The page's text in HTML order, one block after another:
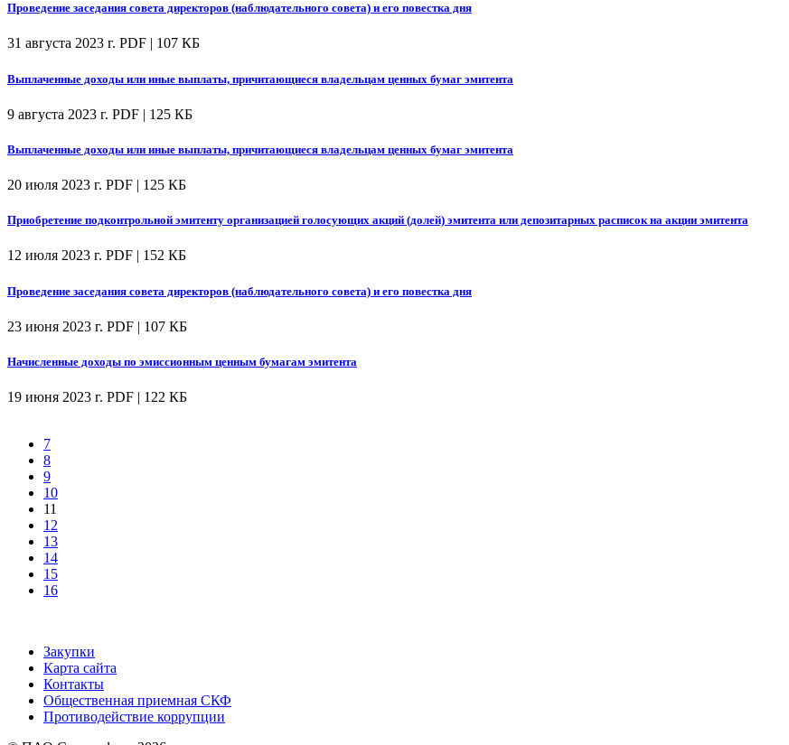
Проведение заседания совета директоров (наблюдательного совета) и его повестка дня
31 августа 2023 г. PDF | 107 КБ
Выплаченные доходы или иные выплаты, причитающиеся владельцам ценных бумаг эмитента
9 августа 2023 г. PDF | 125 КБ
Выплаченные доходы или иные выплаты, причитающиеся владельцам ценных бумаг эмитента
20 июля 2023 г. PDF | 125 КБ
Приобретение подконтрольной эмитенту организацией голосующих акций (долей) эмитента или депозитарных расписок на акции эмитента
12 июля 2023 г. PDF | 152 КБ
Проведение заседания совета директоров (наблюдательного совета) и его повестка дня
23 июня 2023 г. PDF | 107 КБ
Начисленные доходы по эмиссионным ценным бумагам эмитента
19 июня 2023 г. PDF | 122 КБ
7
8
9
10
11
12
13
14
15
16
Закупки
Карта сайта
Контакты
Общественная приемная СКФ
Противодействие коррупции